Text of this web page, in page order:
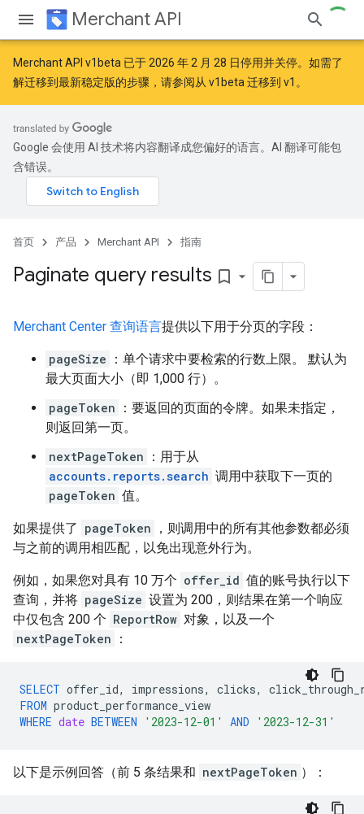
Merchant API
Merchant API v1beta 已于 2026 年 2 月 28 日停用并关停。如需了
解迁移到最新稳定版的步骤，请参阅从 v1beta 迁移到 v1 。
Google 会使用 AI 技术将内容翻译成您偏好的语言。AI 翻译可能包
含错误。
首页 产品 Merchant API 指南
Paginate query results bookmark_border
Merchant Center 查询语言提供以下用于分页的字段：
pageSize
：单个请求中要检索的行数上限。 默认为
最大页面大小（即 1,000 行）。
pageToken
：要返回的页面的令牌。如果未指定，
则返回第一页。
nextPageToken
：用于从
accounts.reports.search 调用中获取下一页的
pageToken 值。
如果提供了 pageToken
，则调用中的所有其他参数都必须
与之前的调用相匹配，以免出现意外行为。
例如，如果您对具有 10 万个 offer_id 值的账号执行以下
查询，并将 pageSize 设置为 200，则结果在第一个响应
中仅包含 200 个 ReportRow 对象，以及一个
nextPageToken
：
SELECT offer_id, impressions, clicks,
FROM product_performance_view
WHERE date BETWEEN '2023-12-01' AND '2023-12-31'
以下是示例回答（前 5 条结果和 nextPageToken ）：